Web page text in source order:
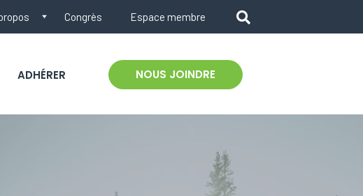
Congrès Espace membre
ADHÉRER NOUS JOINDRE